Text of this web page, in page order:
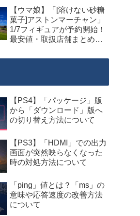
売】
【ウマ娘】「[溶けない砂糖
菓子]アストンマーチャン」
1/7フィギュアが予約開始！
最安値・取扱店舗まとめ
【PS4】「パッケージ」版
から「ダウンロード」版へ
の切り替え方法について
【PS3】「HDMI」での出力
画面が突然映らなくなった
時の対処方法について
「ping」値とは？「ms」の
意味や応答速度の改善方法
について